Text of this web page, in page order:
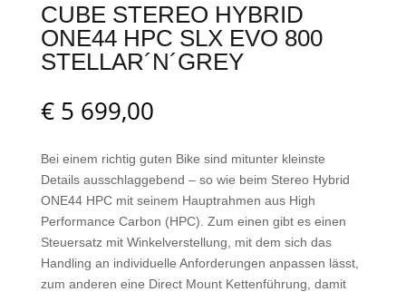
CUBE STEREO HYBRID
ONE44 HPC SLX EVO 800
STELLAR´N´GREY
€5 699,00
Bei einem richtig guten Bike sind mitunter kleinste
Details ausschlaggebend – so wie beim Stereo Hybrid
ONE44 HPC mit seinem Hauptrahmen aus High
Performance Carbon (HPC). Zum einen gibt es einen
Steuersatz mit Winkelverstellung, mit dem sich das
Handling an individuelle Anforderungen anpassen lässt,
zum anderen eine Direct Mount Kettenführung, damit